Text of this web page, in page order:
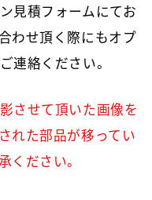
見積フォームにてお
わせ頂く際にもオプ
連絡ください。
させて頂いた画像を
れた部品が移ってい
ください。